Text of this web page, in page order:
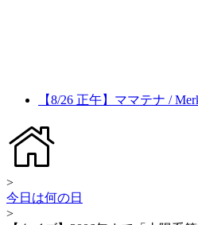
【8/26 正午】ママテナ /
>
今日は何の日
>